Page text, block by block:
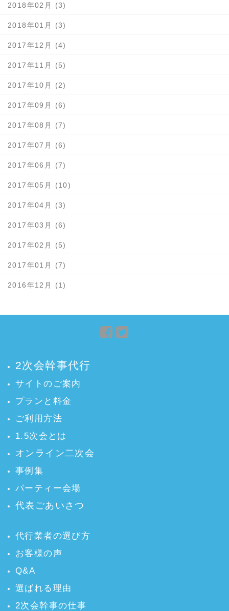
2018年02月 (3)
2018年01月 (3)
2017年12月 (4)
2017年11月 (5)
2017年10月 (2)
2017年09月 (6)
2017年08月 (7)
2017年07月 (6)
2017年06月 (7)
2017年05月 (10)
2017年04月 (3)
2017年03月 (6)
2017年02月 (5)
2017年01月 (7)
2016年12月 (1)
Facebook
2次会幹事代行
サイトのご案内
プランと料金
ご利用方法
1.5次会とは
オンライン二次会
事例集
パーティー会場
代表ごあいさつ
代行業者の選び方
お客様の声
Q&A
選ばれる理由
2次会幹事の仕事